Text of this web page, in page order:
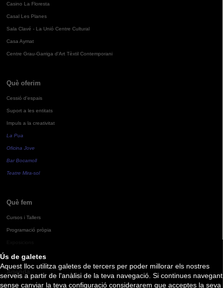
Ús de galetes
Aquest lloc utilitza galetes de tercers per poder millorar els nostres
serveis a partir de l'anàlisi de la teva navegació. Si continues navegant
sense canviar la teva configuració considerarem que acceptes la seva
Casino La Floresta
Casal Les Planes
Sala Clavé - La Unió Centre Cultural
Casa Aymat
Centre Grau-Garriga d'Art Tèxtil Contemporani
Què oferim
Cessió d'espais
Suport a les entitats
Impuls a la creativitat
La Pua
Oficina Jove
Bar Bocamoll
Teatre Mira-sol
Què fem
Cursos i Tallers
Programació pròpia
Agenda